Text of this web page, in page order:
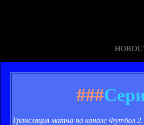
###
Трансляция матча на канале Футбол 2.